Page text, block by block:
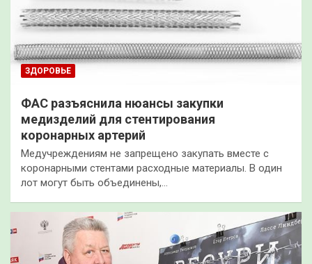
ЗДОРОВЬЕ
ФАС разъяснила нюансы закупки
медизделий для стентирования
коронарных артерий
Медучреждениям не запрещено закупать вместе с
коронарными стентами расходные материалы. В один
лот могут быть объединены,…